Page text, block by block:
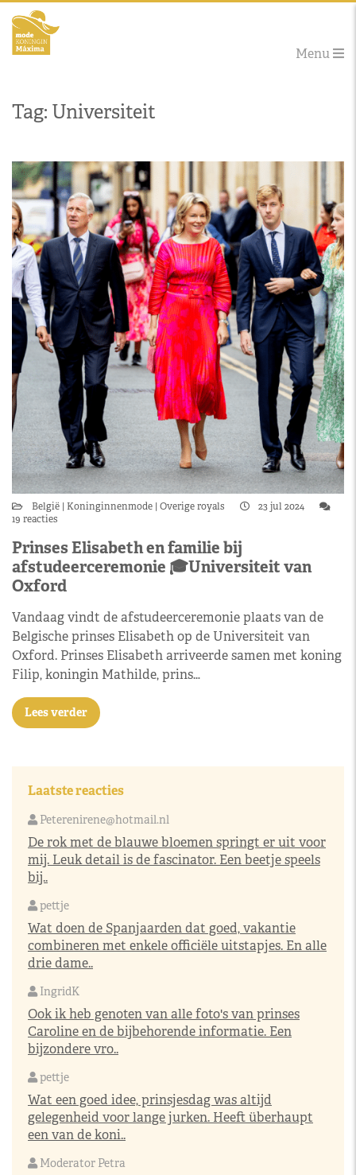
Menu
Tag: Universiteit
België Koninginnenmode Overige royals
23 jul 2024
19 reacties
Prinses Elisabeth en familie bij
afstudeerceremonie 🎓Universiteit van
Oxford
Vandaag vindt de afstudeerceremonie plaats van de
Belgische prinses Elisabeth op de Universiteit van
Oxford. Prinses Elisabeth arriveerde samen met koning
Filip, koningin Mathilde, prins…
Lees verder
Laatste reacties
Peterenirene@hotmail.nl
De rok met de blauwe bloemen springt er uit voor
mij. Leuk detail is de fascinator. Een beetje speels
bij..
pettje
Wat doen de Spanjaarden dat goed, vakantie
combineren met enkele officiële uitstapjes. En alle
drie dame..
IngridK
Ook ik heb genoten van alle foto's van prinses
Caroline en de bijbehorende informatie. Een
bijzondere vro..
pettje
Wat een goed idee, prinsjesdag was altijd
gelegenheid voor lange jurken. Heeft überhaupt
een van de koni..
Moderator Petra